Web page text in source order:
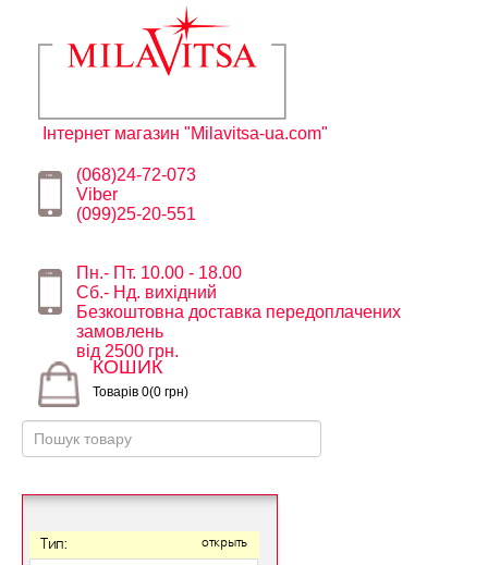
Інтернет магазин "Milavitsa-ua.com"
(068)24-72-073
Viber
(099)25-20-551
Пн.- Пт. 10.00 - 18.00
Сб.- Нд. вихідний
Безкоштовна доставка передоплачених
замовлень
від 2500 грн.
КОШИК
Товарів 0(0 грн)
Тип: открыть